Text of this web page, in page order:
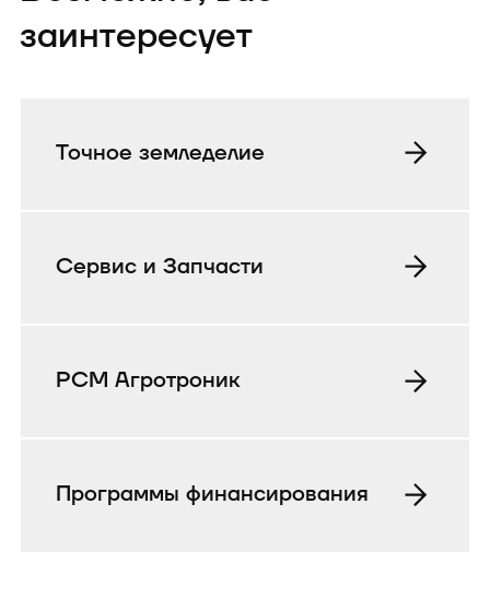
заинтересует
Точное земледелие
Сервис и Запчасти
РСМ Агротроник
Программы финансирования